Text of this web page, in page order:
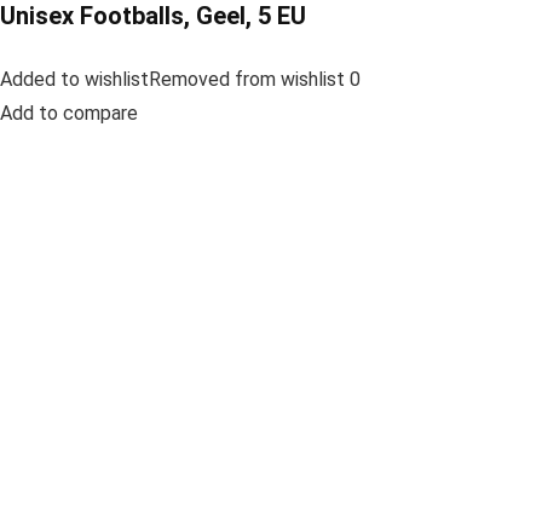
Unisex Footballs, Geel, 5 EU
Added to wishlistRemoved from wishlist 0
Add to compare